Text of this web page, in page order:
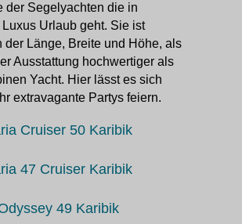
der Segelyachten die in
Urlaub geht. Sie ist
der Länge, Breite und Höhe, als
Ausstattung hochwertiger als
Yacht. Hier lässt es sich
extravagante Partys feiern.
Cruiser 50 Karibik
47 Cruiser Karibik
49 Karibik